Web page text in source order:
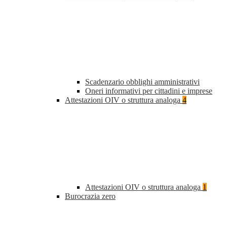
Scadenzario obblighi amministrativi
Oneri informativi per cittadini e imprese
Attestazioni OIV o struttura analoga 4
Attestazioni OIV o struttura analoga 1
Burocrazia zero